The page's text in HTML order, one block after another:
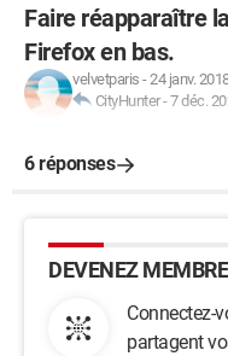
Faire réapparaître
Firefox en bas.
velvetparis -24 janv.
CityHunter-7 déc.
6 réponses
DEVENEZ
Connectez-
partagent